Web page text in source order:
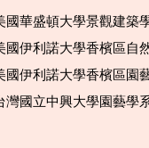
國華盛頓大學景觀建築
國伊利諾大學香檳區自
國伊利諾大學香檳區園
灣國立中興大學園藝學